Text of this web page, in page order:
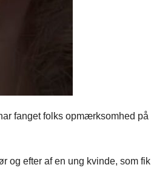
fanget folks opmærksomhed på
og efter af en ung kvinde, som fik